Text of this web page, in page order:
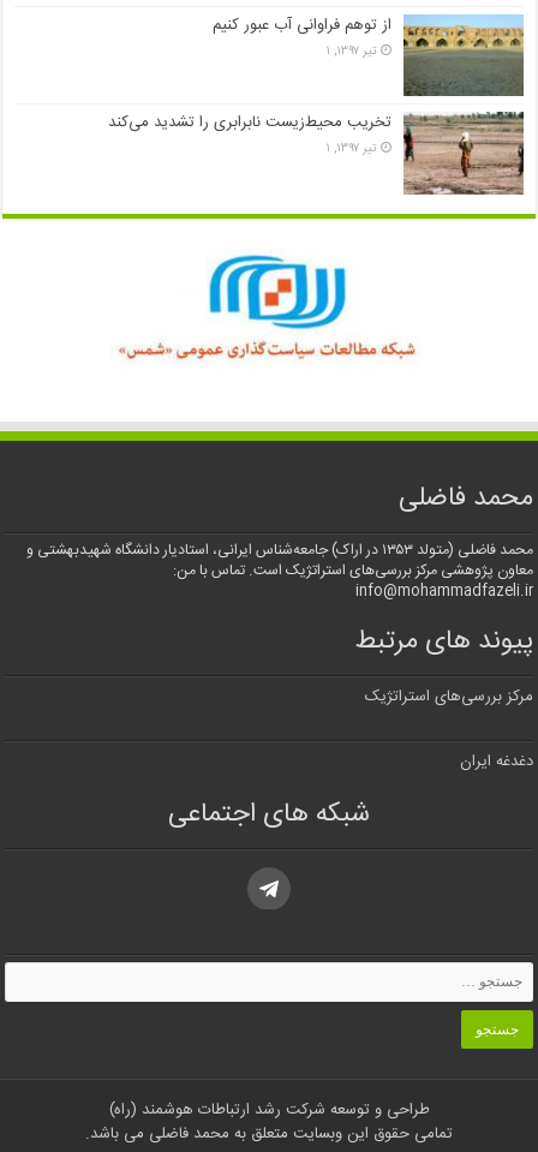
از توهم فراوانی آب عبور کنیم
تیر ۱۳۹۷, ۱
تخریب محیط‌زیست نابرابری را تشدید می‌کند
تیر ۱۳۹۷, ۱
محمد فاضلی
محمد فاضلی (متولد ۱۳۵۳ در اراک) جامعه‌شناس ایرانی، استادیار دانشگاه شهیدبهشتی و
معاون پژوهشی مرکز بررسی‌های استراتژیک است. تماس با من:
info@mohammadfazeli.ir
پیوند های مرتبط
مرکز بررسی‌های استراتژیک
دغدغه ایران
شبکه های اجتماعی
طراحی و توسعه شرکت رشد ارتباطات هوشمند (راه)
تمامی حقوق این وبسایت متعلق به محمد فاضلی می باشد.